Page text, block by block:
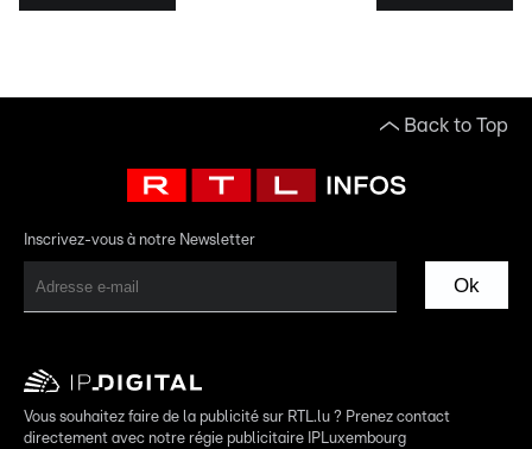
Back to Top
Inscrivez-vous à notre Newsletter
Ok
Vous souhaitez faire de la publicité sur RTL.lu ? Prenez contact
directement avec notre régie publicitaire IPLuxembourg